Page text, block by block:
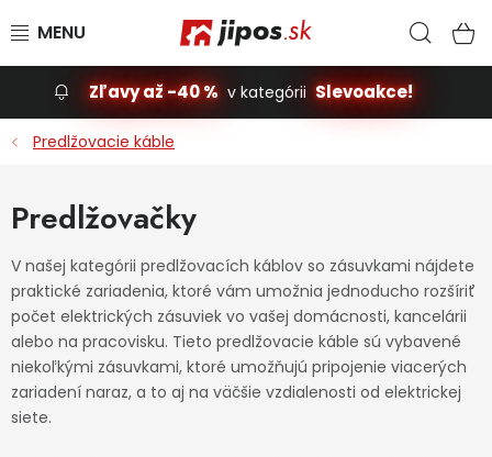
Slevoakce
Záhrada
Príslušenstvo pre automobily
Vybavenie a hračky pre deti
Zľavy až -40 % v kategórii Slevoakce!
Predlžovacie káble
Predlžovačky
V našej kategórii predlžovacích káblov so zásuvkami nájdete
praktické zariadenia, ktoré vám umožnia jednoducho rozšíriť
počet elektrických zásuviek vo vašej domácnosti, kancelárii
alebo na pracovisku. Tieto predlžovacie káble sú vybavené
niekoľkými zásuvkami, ktoré umožňujú pripojenie viacerých
zariadení naraz, a to aj na väčšie vzdialenosti od elektrickej
siete.